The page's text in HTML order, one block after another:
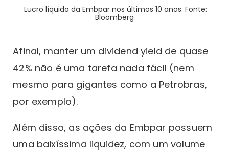
Lucro líquido da Embpar nos últimos 10 anos. Fonte:
Bloomberg
Afinal, manter um dividend yield de quase
42% não é uma tarefa nada fácil (nem
mesmo para gigantes como a Petrobras,
por exemplo).
Além disso, as ações da Embpar possuem
uma baixíssima liquidez, com um volume